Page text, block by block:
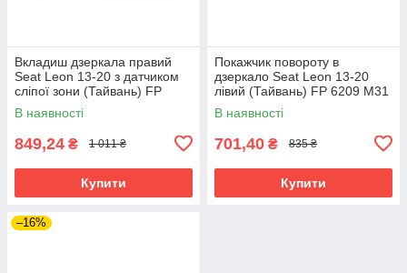
Вкладиш дзеркала правий
Seat Leon 13-20 з датчиком
сліпої зони (Тайвань) FP
6209 M14
В наявності
849,24 ₴ 1 011 ₴
Купити
Покажчик повороту в
дзеркало Seat Leon 13-20
лівий (Тайвань) FP 6209 M31
В наявності
701,40 ₴ 835 ₴
Купити
–16%